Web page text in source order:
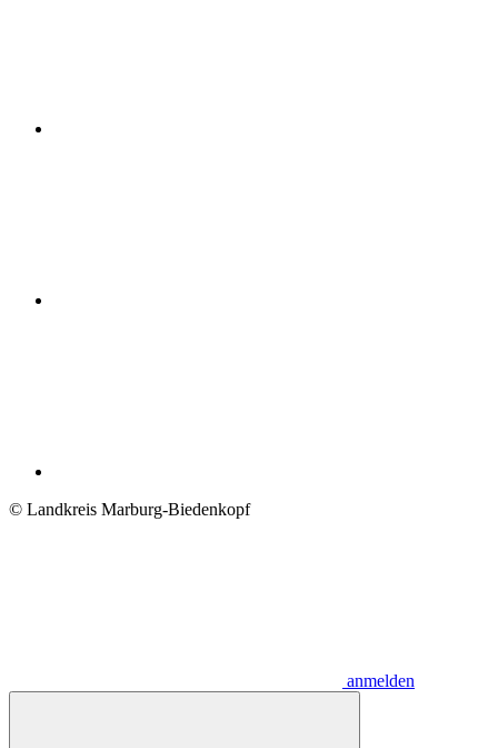
© Landkreis Marburg-Biedenkopf
anmelden